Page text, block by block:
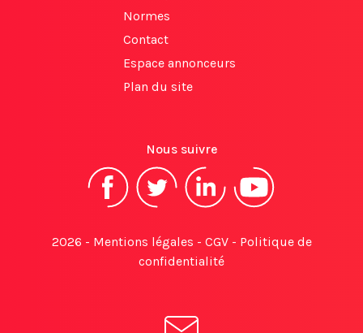
Normes
Contact
Espace annonceurs
Plan du site
Nous suivre
2026 - Mentions légales - CGV- Politique de
confidentialité